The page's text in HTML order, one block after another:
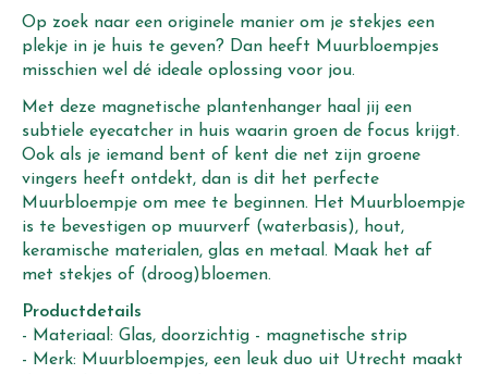
Op zoek naar een originele manier om je stekjes een
plekje in je huis te geven? Dan heeft Muurbloempjes
misschien wel dé ideale oplossing voor jou.
Met deze magnetische plantenhanger haal jij een
subtiele eyecatcher in huis waarin groen de focus krijgt.
Ook als je iemand bent of kent die net zijn groene
vingers heeft ontdekt, dan is dit het perfecte
Muurbloempje om mee te beginnen. Het Muurbloempje
is te bevestigen op muurverf (waterbasis), hout,
keramische materialen, glas en metaal. Maak het af
met stekjes of (droog)bloemen.
Productdetails
- Materiaal: Glas, doorzichtig - magnetische strip
- Merk: Muurbloempjes, een leuk duo uit Utrecht maakt